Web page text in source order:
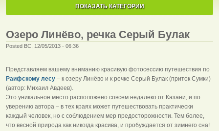
ПОКАЗАТЬ КАТЕГОРИИ
Озеро Линёво, речка Серый Булак
Posted ВС, 12/05/2013 - 06:36
Представляем вашему вниманию красивую фотосессию путешествия по
Раифскому лесу – к озеру Линёво и к речке Серый Булак (приток Сумки)
(автор: Михаил Авдеев).
Это уникальное место расположено совсем недалеко от Казани, и по
уверению автора – в тех краях может путешествовать практически
каждый человек, но с соблюдением мер предосторожности. Тем более,
что весной природа как никогда красива, и пробуждается от зимнего сна!